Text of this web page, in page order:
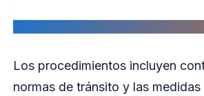
Los procedimientos incluyen
normas de tránsito y las